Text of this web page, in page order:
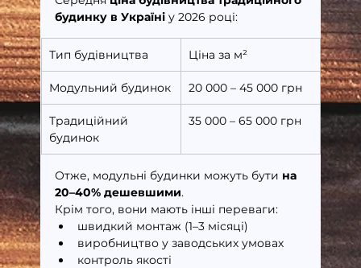
будинку в Україні у 2026 році:
Тип будівництва Ціна за м²
Модульний будинок 20 000 – 45 000 грн
Традиційний
будинок
35 000 – 65 000 грн
Отже, модульні будинки можуть бути на
20–40% дешевшими.
Крім того, вони мають інші переваги:
швидкий монтаж (1–3 місяці)
виробництво у заводських умовах
контроль якості